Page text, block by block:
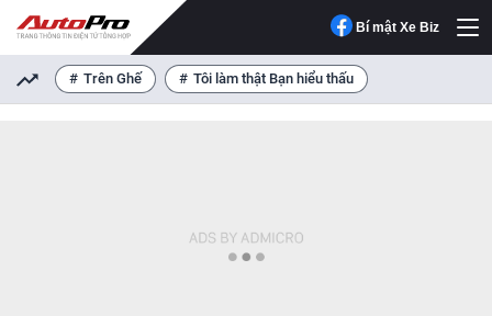
Bí mật Xe Biz
Trên Ghế Tôi làm thật Bạn hiểu thấu